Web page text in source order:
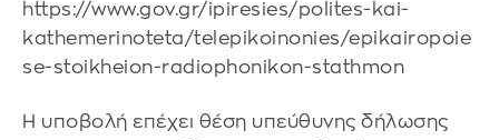
https://www.gov.gr/ipiresies/polites-kai-
kathemerinoteta/telepikoinonies/epikairopoie
se-stoikheion-radiophonikon-stathmon
Η υποβολή επέχει θέση υπεύθυνης δήλωσης